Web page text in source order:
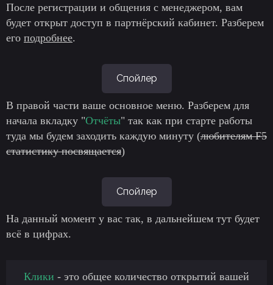
После регистрации и общения с менеджером, вам
будет открыт доступ в партнёрский кабинет. Разберем
его подробнее.
Спойлер
В правой части ваше основное меню. Разберем для
начала вкладку "Отчёты" так как при старте работы
туда мы будем заходить каждую минуту (любителям F5
статистику посвящается)
Спойлер
На данный момент у вас так, в дальнейшем тут будет
всё в цифрах.
Клики - это общее количество открытий вашей